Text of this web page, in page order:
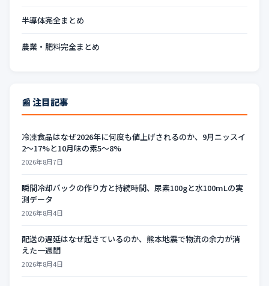
半導体完全まとめ
農業・肥料完全まとめ
📰 注目記事
冷凍食品はなぜ2026年に何度も値上げされるのか、9月ニッスイ
2〜17%と10月味の素5〜8%
2026年8月7日
瞬間冷却パックの作り方と持続時間、尿素100gと水100mLの実
測データ
2026年8月4日
配送の遅延はなぜ起きているのか、熊本地震で物流の余力が消
えた一週間
2026年8月4日